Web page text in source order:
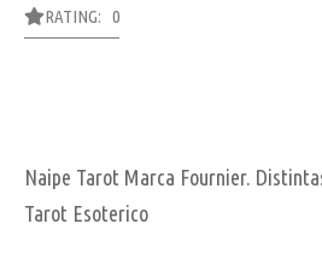
RATING: 0
Naipe Tarot Marca Fournier.
Tarot Esoterico